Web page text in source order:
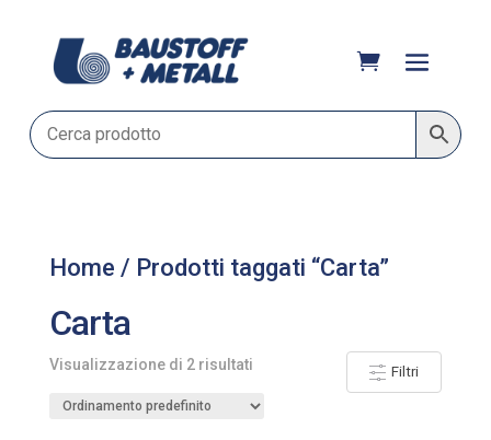
Home / Prodotti taggati “Carta”
Carta
Filtri
Visualizzazione di 2 risultati